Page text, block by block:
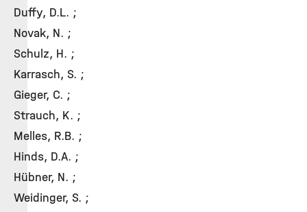
Duffy, D.L. ;
Novak, N. ;
Schulz, H. ;
Karrasch, S. ;
Gieger, C. ;
Strauch, K. ;
Melles, R.B. ;
Hinds, D.A. ;
Hübner, N. ;
Weidinger, S. ;